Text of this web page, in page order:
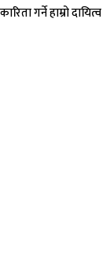
गर्ने हाम्रो दायित्व